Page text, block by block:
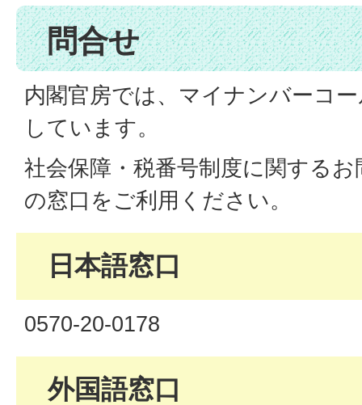
問合せ
内閣官房では、マイナンバーコ
しています。
社会保障・税番号制度に関する
の窓口をご利用ください。
日本語窓口
0570-20-0178
外国語窓口